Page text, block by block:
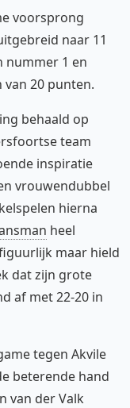
voorsprong
naar 11
nummer 1 en
20 punten.
behaald op
team
inspiratie
vrouwendubbel
hierna
heel
maar hield
dat zijn grote
af met 22-20 in
tegen Akvile
beterende hand
van der Valk